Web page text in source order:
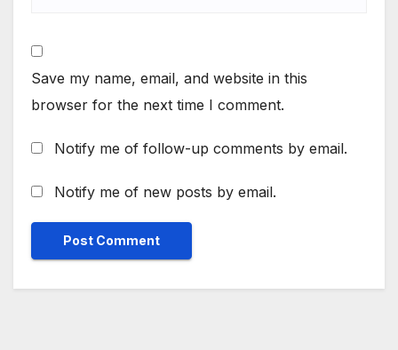
Save my name, email, and website in this
browser for the next time I comment.
Notify me of follow-up comments by email.
Notify me of new posts by email.